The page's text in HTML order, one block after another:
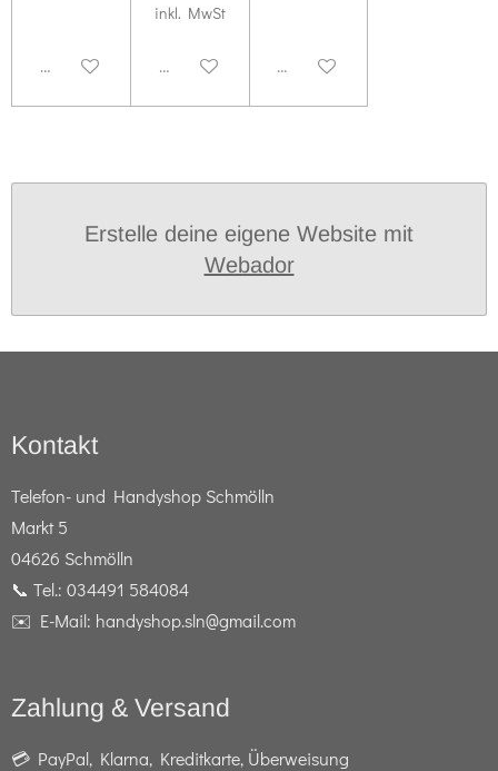
Deaktiviert
inkl. MwSt
Deaktiviert Deaktiviert
Erstelle deine eigene Website mit
Webador
Kontakt
Telefon- und Handyshop Schmölln
Markt 5
04626 Schmölln
📞 Tel.: 034491 584084
✉️ E-Mail: handyshop.sln@gmail.com
Zahlung & Versand
💳 PayPal, Klarna, Kreditkarte, Überweisung